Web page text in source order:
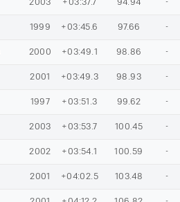
2003 +03:37.7 94.94 -
1999 +03:45.6 97.66 -
2000 +03:49.1 98.86 -
2001 +03:49.3 98.93 -
1997 +03:51.3 99.62 -
2003 +03:53.7 100.45 -
2002 +03:54.1 100.59 -
2001 +04:02.5 103.48 -